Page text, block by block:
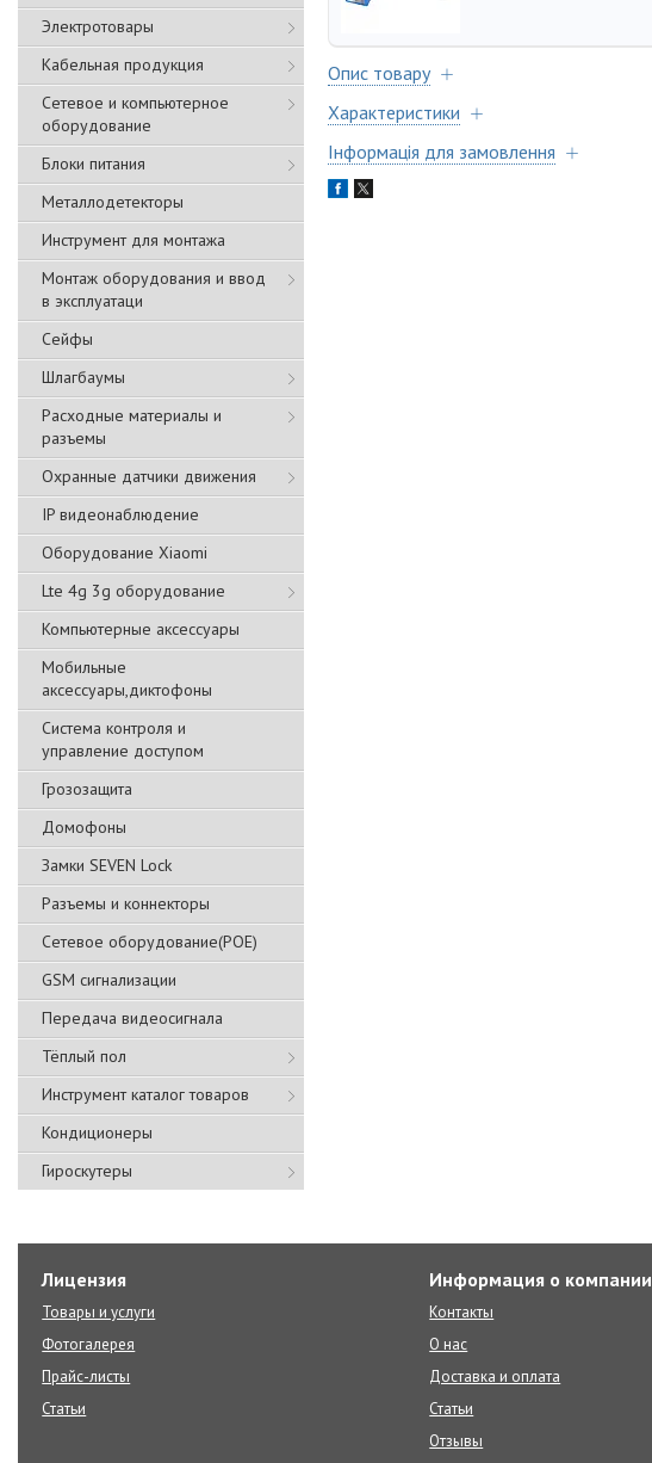
Электротовары
Кабельная продукция
Сетевое и компьютерное
оборудование
Блоки питания
Металлодетекторы
Инструмент для монтажа
Монтаж оборудования и ввод
в эксплуатаци
Сейфы
Шлагбаумы
Расходные материалы и
разъемы
Охранные датчики движения
IP видеонаблюдение
Оборудование Xiaomi
Lte 4g 3g оборудование
Компьютерные аксессуары
Мобильные
аксессуары,диктофоны
Система контроля и
управление доступом
Грозозащита
Домофоны
Замки SEVEN Lock
Разъемы и коннекторы
Сетевое оборудование(POE)
GSM сигнализации
Передача видеосигнала
Тёплый пол
Инструмент каталог товаров
Кондиционеры
Гироскутеры
Опис товару
Характеристики
Інформація для замовлення
Лицензия
Товары и услуги
Фотогалерея
Прайс-листы
Статьи
Информация о компании
Контакты
О нас
Доставка и оплата
Статьи
Отзывы